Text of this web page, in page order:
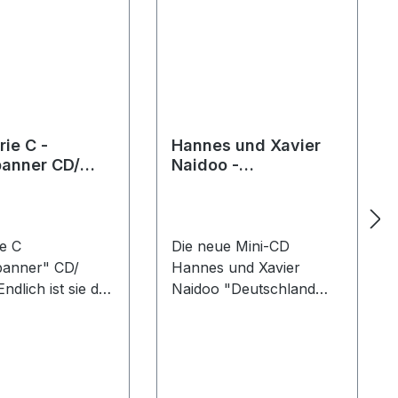
C -
CD/
C
CD/
ist sie da,
Hannes und Xavier
Naidoo -
Die neue Mini-CD
Hannes und Xavier
Naidoo "Deutschland